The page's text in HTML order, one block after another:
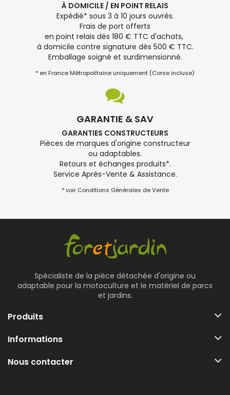
À DOMICILE / EN POINT RELAIS
Expédié* sous 3 à 10 jours ouvrés.
Frais de port offerts
en point relais dès 180 € TTC d'achats,
à domicile contre signature dès 500 € TTC.
Emballage soigné et surdimensionné.
* en France Métropolitaine uniquement (Corse incluse)
GARANTIE & SAV
GARANTIES CONSTRUCTEURS
Pièces de marques d'origine constructeur
ou adaptables.
Retours et échanges produits*.
Service Après-Vente & Assistance.
* voir Conditions Générales de Vente
Spécialiste de la pièce détachée d'origine ou
adaptable pour la motoculture et le matériel de parcs
et jardins.
Produits
Informations
Nous contacter